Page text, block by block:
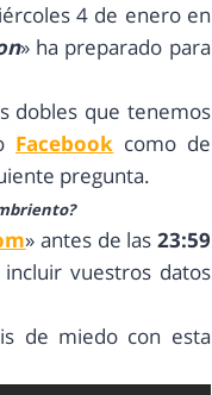
4 de enero en
» ha preparado para
dobles que tenemos
Facebook como de
pregunta.
» antes de las 23:59
vuestros datos
de miedo con esta